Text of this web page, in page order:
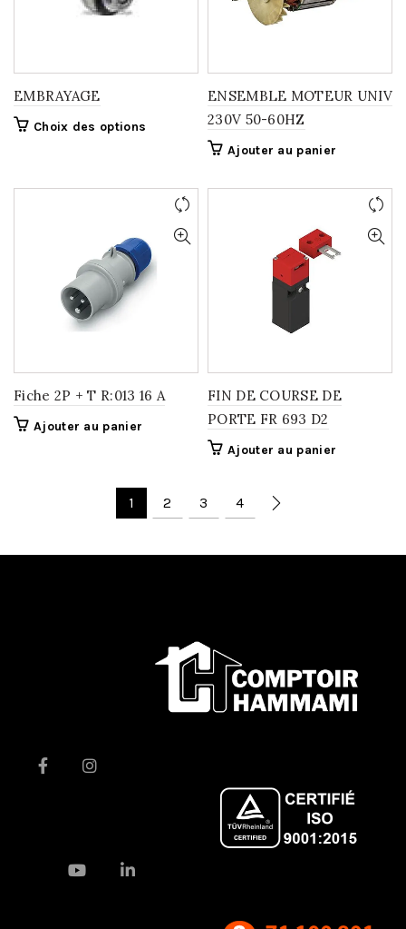
EMBRAYAGE
Choix des options
plusieurs
variations.
options
peuvent
être
produit
ENSEMBLE MOTEUR UNIV
230V 50-60HZ
Ajouter au panier
Fiche 2P + T R:013 16 A
Ajouter au panier
FIN DE COURSE DE
PORTE FR 693 D2
Ajouter au panier
1 2 3 4